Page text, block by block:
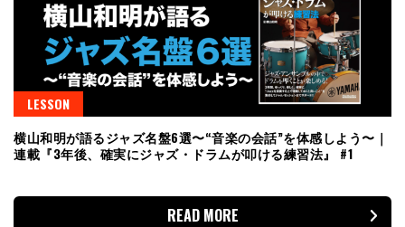
LESSON
横山和明が語るジャズ名盤6選〜“音楽の会話”を体感しよう〜｜
連載『3年後、確実にジャズ・ドラムが叩ける練習法』 #1
READ MORE